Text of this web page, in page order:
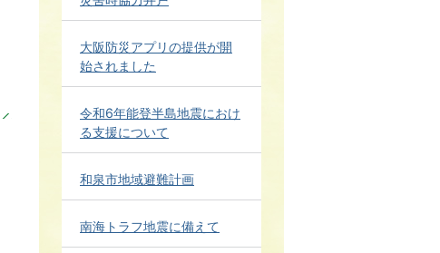
大阪防災アプリの提供が開
始されました
令和6年能登半島地震におけ
る支援について
和泉市地域避難計画
南海トラフ地震に備えて